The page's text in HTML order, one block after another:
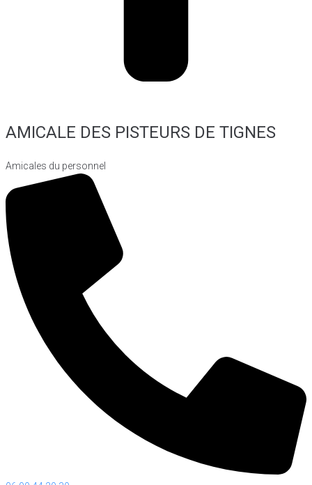
AMICALE DES PISTEURS DE TIGNES
Amicales du personnel